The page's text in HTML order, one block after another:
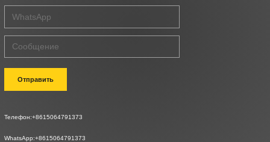
Отправить
Телефон:+8615064791373
WhatsApp:+8615064791373